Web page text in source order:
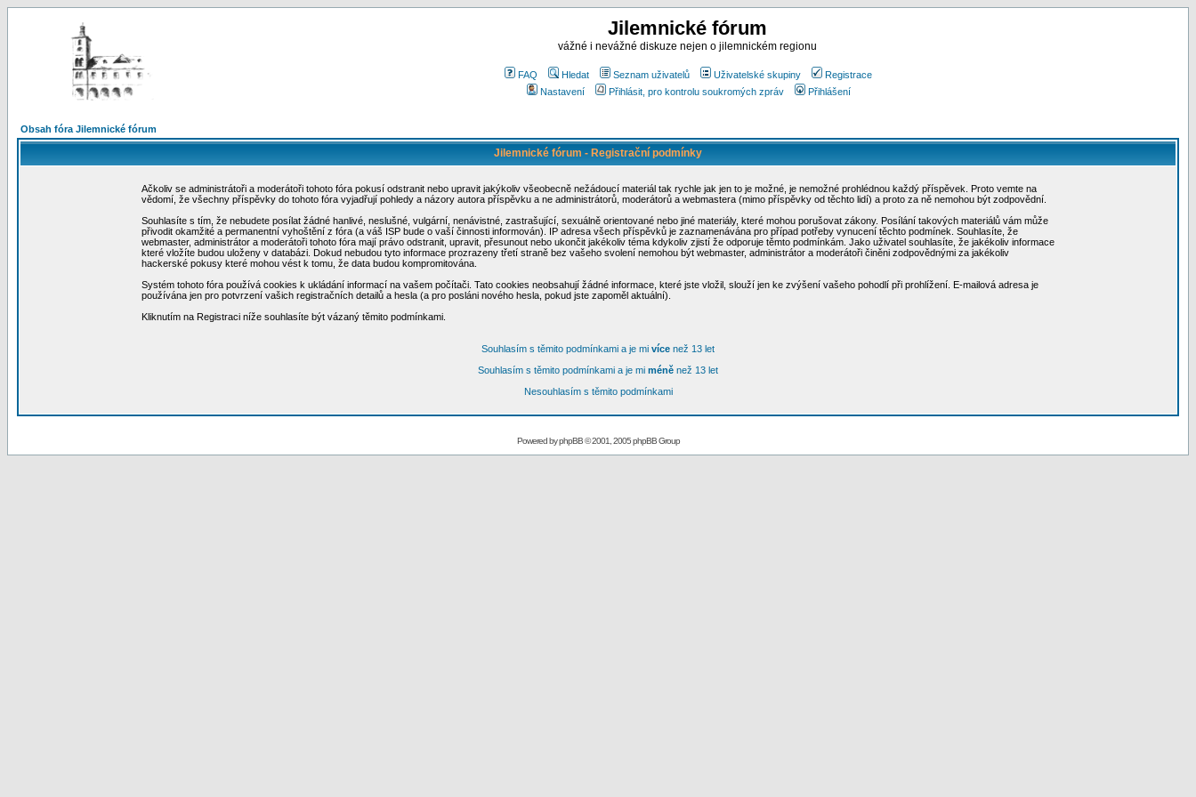
Jilemnické fórum
vážné i nevážné diskuze nejen o jilemnickém regionu
FAQ Hledat Seznam uživatelů Uživatelské skupiny
Registrace
Nastavení
Přihlásit, pro kontrolu soukromých zpráv Přihlášení
Obsah fóra Jilemnické fórum
Jilemnické fórum - Registrační podmínky
Ačkoliv se administrátoři a moderátoři tohoto fóra pokusí odstranit nebo upravit jakýkoliv všeobecně nežádoucí materiál tak rychle jak jen to je možné, je nemožné prohlédnou každý příspěvek. Proto vemte na
vědomí, že všechny příspěvky do tohoto fóra vyjadřují pohledy a názory autora příspěvku a ne administrátorů, moderátorů a webmastera (mimo příspěvky od těchto lidí) a proto za ně nemohou být zodpovědní.
Souhlasíte s tím, že nebudete posílat žádné hanlivé, neslušné, vulgární, nenávistné, zastrašující, sexuálně orientované nebo jiné materiály, které mohou porušovat zákony. Posílání takových materiálů vám může
přivodit okamžité a permanentní vyhoštění z fóra (a váš ISP bude o vaší činnosti informován). IP adresa všech příspěvků je zaznamenávána pro případ potřeby vynucení těchto podmínek. Souhlasíte, že
webmaster, administrátor a moderátoři tohoto fóra mají právo odstranit, upravit, přesunout nebo ukončit jakékoliv téma kdykoliv zjistí že odporuje těmto podmínkám. Jako uživatel souhlasíte, že jakékoliv informace
které vložíte budou uloženy v databázi. Dokud nebudou tyto informace prozrazeny třetí straně bez vašeho svolení nemohou být webmaster, administrátor a moderátoři činěni zodpovědnými za jakékoliv
hackerské pokusy které mohou vést k tomu, že data budou kompromitována.
Systém tohoto fóra používá cookies k ukládání informací na vašem počítači. Tato cookies neobsahují žádné informace, které jste vložil, slouží jen ke zvýšení vašeho pohodlí při prohlížení. E-mailová adresa je
používána jen pro potvrzení vašich registračních detailů a hesla (a pro posláni nového hesla, pokud jste zapoměl aktuální).
Kliknutím na Registraci níže souhlasíte být vázaný těmito podmínkami.
Souhlasím s těmito podmínkami a je mi více než 13 let
Souhlasím s těmito podmínkami a je mi méně než 13 let
Nesouhlasím s těmito podmínkami
Powered byphpBB© 2001, 2005 phpBB Group